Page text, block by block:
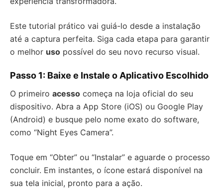
Este tutorial prático vai guiá-lo desde a instalação
até a captura perfeita. Siga cada etapa para garantir
o melhor uso possível do seu novo recurso visual.
Passo 1: Baixe e Instale o Aplicativo Escolhido
O primeiro acesso começa na loja oficial do seu
dispositivo. Abra a App Store (iOS) ou Google Play
(Android) e busque pelo nome exato do software,
como “Night Eyes Camera”.
Toque em “Obter” ou “Instalar” e aguarde o processo
concluir. Em instantes, o ícone estará disponível na
sua tela inicial, pronto para a ação.